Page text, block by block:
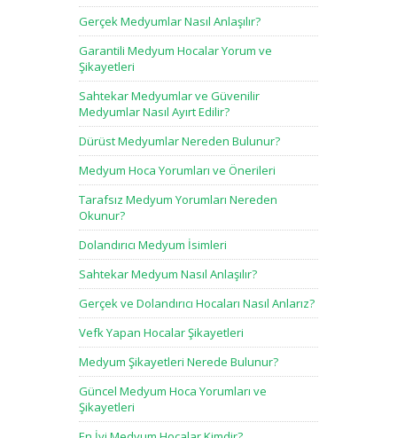
Gerçek Medyumlar Nasıl Anlaşılır?
Garantili Medyum Hocalar Yorum ve
Şikayetleri
Sahtekar Medyumlar ve Güvenilir
Medyumlar Nasıl Ayırt Edilir?
Dürüst Medyumlar Nereden Bulunur?
Medyum Hoca Yorumları ve Önerileri
Tarafsız Medyum Yorumları Nereden
Okunur?
Dolandırıcı Medyum İsimleri
Sahtekar Medyum Nasıl Anlaşılır?
Gerçek ve Dolandırıcı Hocaları Nasıl Anlarız?
Vefk Yapan Hocalar Şikayetleri
Medyum Şikayetleri Nerede Bulunur?
Güncel Medyum Hoca Yorumları ve
Şikayetleri